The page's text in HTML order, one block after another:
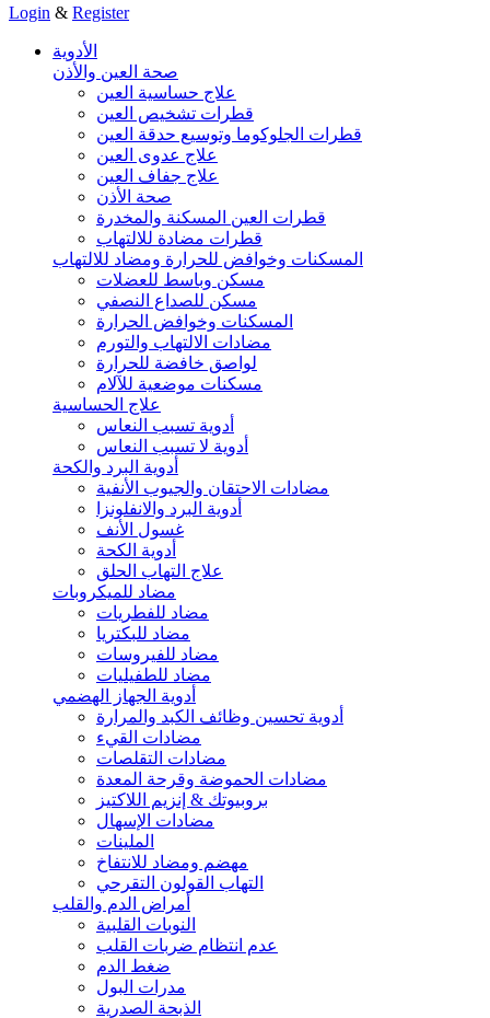
Login & Register
الأدوية
صحة العين والأذن
علاج حساسية العين
قطرات تشخيص العين
قطرات الجلوكوما وتوسيع حدقة العين
علاج عدوى العين
علاج جفاف العين
صحة الأذن
قطرات العين المسكنة والمخدرة
قطرات مضادة للالتهاب
المسكنات وخوافض للحرارة ومضاد للالتهاب
مسكن وباسط للعضلات
مسكن للصداع النصفي
المسكنات وخوافض الحرارة
مضادات الالتهاب والتورم
لواصق خافضة للحرارة
مسكنات موضعية للآلام
علاج الحساسية
أدوية تسبب النعاس
أدوية لا تسبب النعاس
أدوية البرد والكحة
مضادات الاحتقان والجيوب الأنفية
أدوية البرد والانفلونزا
غسول الأنف
أدوية الكحة
علاج التهاب الحلق
مضاد للميكروبات
مضاد للفطريات
مضاد للبكتريا
مضاد للفيروسات
مضاد للطفيليات
أدوية الجهاز الهضمي
أدوية تحسين وظائف الكبد والمرارة
مضادات القيء
مضادات التقلصات
مضادات الحموضة وقرحة المعدة
بروبيوتك & إنزيم اللاكتيز
مضادات الإسهال
الملينات
مهضم ومضاد للانتفاخ
التهاب القولون التقرحي
أمراض الدم والقلب
النوبات القلبية
عدم انتظام ضربات القلب
ضغط الدم
مدرات البول
الذبحة الصدرية